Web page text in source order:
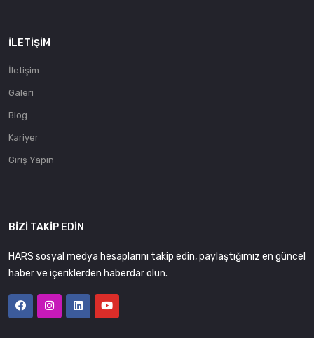
İLETIŞIM
İletişim
Galeri
Blog
Kariyer
Giriş Yapın
BIZI TAKIP EDIN
HARS sosyal medya hesaplarını takip edin, paylaştığımız en güncel
haber ve içeriklerden haberdar olun.